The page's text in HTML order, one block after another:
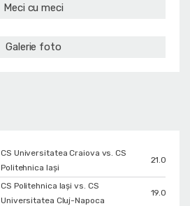
Meci cu meci
Galerie foto
CS Universitatea Craiova vs. CS
Politehnica Iași
CS Politehnica Iași vs. CS
Universitatea Cluj-Napoca